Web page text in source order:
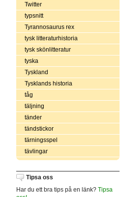
Twitter
typsnitt
Tyrannosaurus rex
tysk litteraturhistoria
tysk skönlitteratur
tyska
Tyskland
Tysklands historia
tåg
täljning
tänder
tändstickor
tärningsspel
tävlingar
Tipsa oss
Har du ett bra tips på en länk? Tipsa